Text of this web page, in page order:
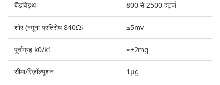
बैंडविड्थ 800 से 2500 हर्ट्ज
शोर (नमूना प्रतिरोध 840Ω) ≤5mv
पूर्वाग्रह k0/k1 ≤±2mg
सीमा/रिज़ॉल्यूशन 1μg